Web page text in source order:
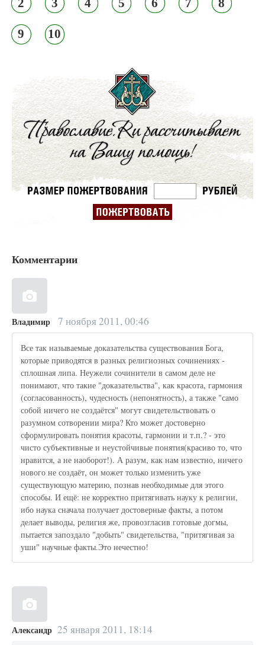
2 3 4 5 6 7 8
9 10
Комментарии
Владимир 7 ноября 2011, 00:46
Все так называемые доказательства существования Бога,
которые приводятся в разных религиозных сочинениях -
сплошная липа. Неужели сочинители в самом деле не
понимают, что такие "доказательства", как красота, гармония
(согласованность), чудесность (непонятность), а также "само
собой ничего не создаётся" могут свидетельствовать о
разумном сотворении мира? Кто может достоверно
сформулировать понятия красоты, гармонии и т.п.? - это
чисто субъективные и неустойчивые понятия(красиво то, что
нравится, а не наоборот!). А разум, как нам известно, ничего
нового не создаёт, он может только изменить уже
существующую материю, познав необходимые для этого
способы. И ещё: не корректно притягивать науку к религии,
ибо наука сначала получает достоверные факты, а потом
делает выводы, религия же, провозгласив готовые догмы,
пытается запоздало "добыть" свидетельства, "притягивая за
уши" научные факты.Это нечестно!
Александр 25 января 2011, 18:14